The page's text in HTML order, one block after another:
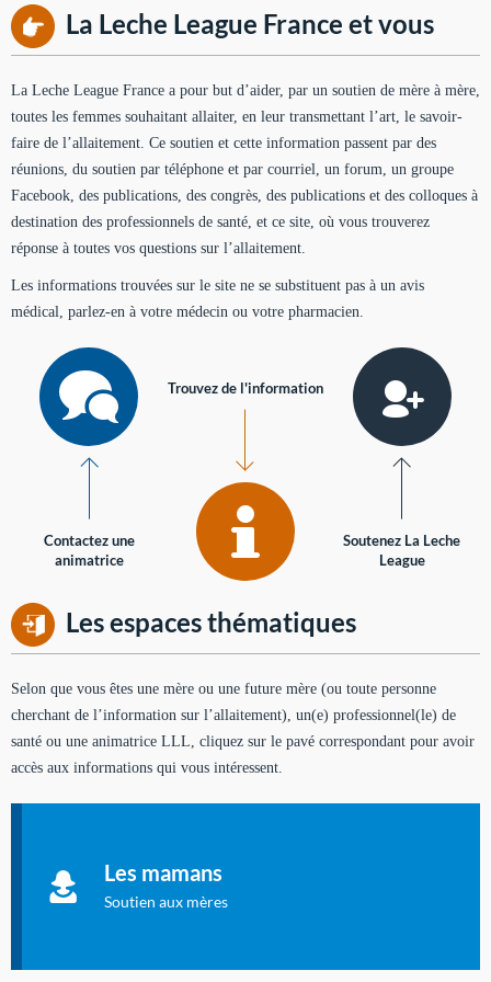
La Leche League France et vous
La Leche League France a pour but d’aider, par un soutien de mère à mère,
toutes les femmes souhaitant allaiter, en leur transmettant l’art, le savoir-
faire de l’allaitement. Ce soutien et cette information passent par des
réunions, du soutien par téléphone et par courriel, un forum, un groupe
Facebook, des publications, des congrès, des publications et des colloques à
destination des professionnels de santé, et ce site, où vous trouverez
réponse à toutes vos questions sur l’allaitement.
Les informations trouvées sur le site ne se substituent pas à un avis
médical, parlez-en à votre médecin ou votre pharmacien.
Contactez une
animatrice
Trouvez de l'information
Soutenez La Leche
League
Les espaces thématiques
Selon que vous êtes une mère ou une future mère (ou toute personne
cherchant de l’information sur l’allaitement), un(e) professionnel(le) de
santé ou une animatrice LLL, cliquez sur le pavé correspondant pour avoir
accès aux informations qui vous intéressent.
Les mamans
Soutien aux mères
à allaiter et vous informer : toutes les rubriques qui
concernent l'allaitement.